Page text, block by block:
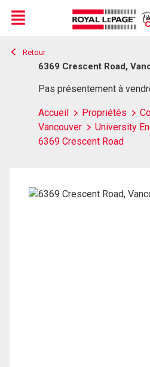
Live
En Direct
Menu
Retour
6369 Crescent Road,
Pas présentement à
Accueil Propriétés
Vancouver
University
6369 Crescent Road